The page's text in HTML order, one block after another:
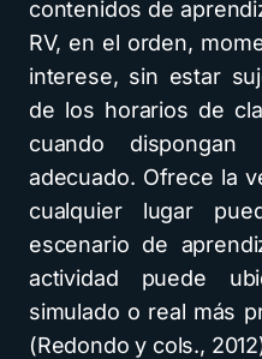
contenidos de
RV, en el orden,
interese, sin estar
de los horarios de
cuando dispongan
adecuado. Ofrece la
cualquier lugar
escenario de
actividad puede
simulado o real más
(Redondo y cols.,